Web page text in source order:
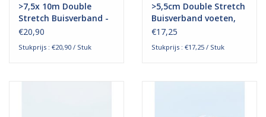
>7,5x 10m Double
Stretch Buisverband -
Benen, Armen en Dijen
€20,90
Stukprijs : €20,90 / Stuk
>5,5cm Double Stretch
Buisverband voeten,
handen, armen en
€17,25
Stukprijs : €17,25 / Stuk